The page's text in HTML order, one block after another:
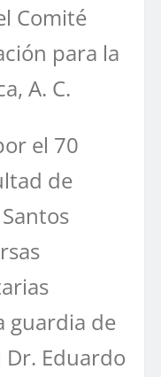
Comité
para la
A. C.
el 70
de
guardia de
Eduardo